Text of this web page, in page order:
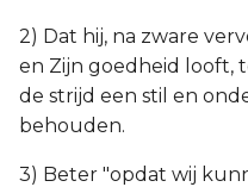
2) Dat hij, na zware
en Zijn goedheid looft,
de strijd een stil en
behouden.
3) Beter "opdat wij